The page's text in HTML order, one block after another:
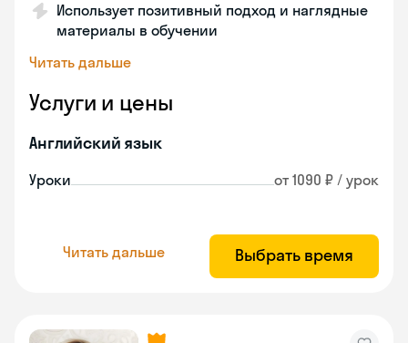
Использует позитивный подход и наглядные
материалы в обучении
Читать дальше
Услуги и цены
Английский язык
Уроки от 1090 ₽ / урок
Читать дальше Выбрать время